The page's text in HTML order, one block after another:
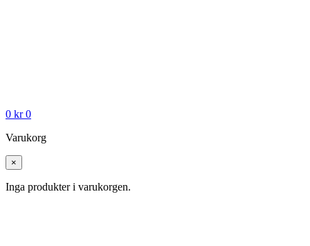
0 kr 0
Varukorg
×
Inga produkter i varukorgen.